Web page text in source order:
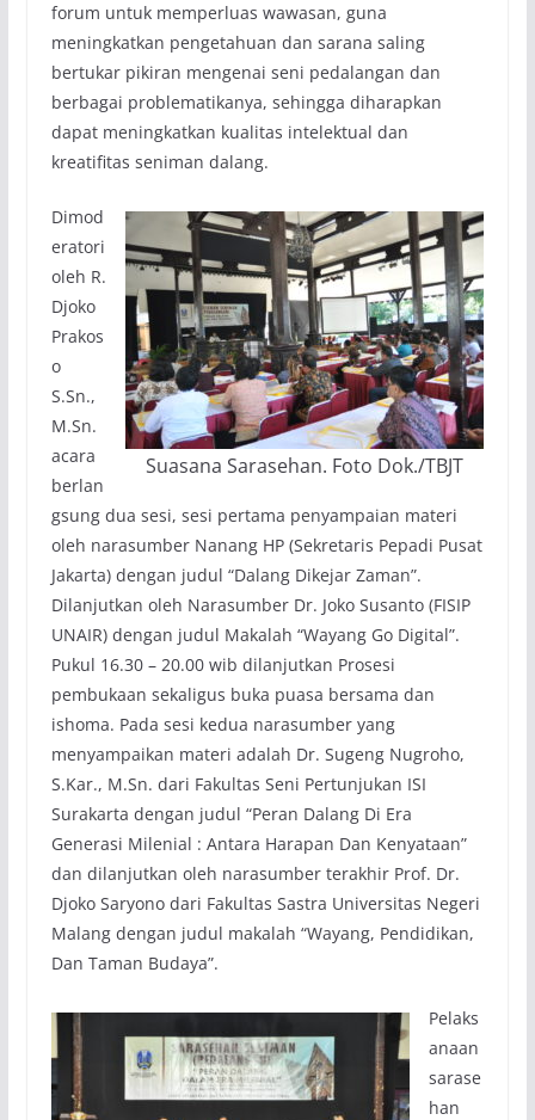
forum untuk memperluas wawasan, guna
meningkatkan pengetahuan dan sarana saling
bertukar pikiran mengenai seni pedalangan dan
berbagai problematikanya, sehingga diharapkan
dapat meningkatkan kualitas intelektual dan
kreatifitas seniman dalang.
Suasana Sarasehan. Foto Dok./TBJT
Dimod
eratori
oleh R.
Djoko
Prakos
o
S.Sn.,
M.Sn.
acara
berlan
gsung dua sesi, sesi pertama penyampaian materi
oleh narasumber Nanang HP (Sekretaris Pepadi Pusat
Jakarta) dengan judul “Dalang Dikejar Zaman”.
Dilanjutkan oleh Narasumber Dr. Joko Susanto (FISIP
UNAIR) dengan judul Makalah “Wayang Go Digital”.
Pukul 16.30 – 20.00 wib dilanjutkan Prosesi
pembukaan sekaligus buka puasa bersama dan
ishoma. Pada sesi kedua narasumber yang
menyampaikan materi adalah Dr. Sugeng Nugroho,
S.Kar., M.Sn. dari Fakultas Seni Pertunjukan ISI
Surakarta dengan judul “Peran Dalang Di Era
Generasi Milenial : Antara Harapan Dan Kenyataan”
dan dilanjutkan oleh narasumber terakhir Prof. Dr.
Djoko Saryono dari Fakultas Sastra Universitas Negeri
Malang dengan judul makalah “Wayang, Pendidikan,
Dan Taman Budaya”.
Pelaks
anaan
sarase
han